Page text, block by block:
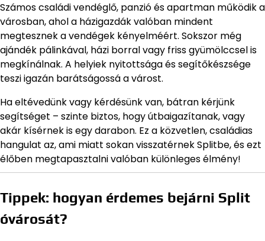
Számos családi vendéglő, panzió és apartman működik a
városban, ahol a házigazdák valóban mindent
megtesznek a vendégek kényelméért. Sokszor még
ajándék pálinkával, házi borral vagy friss gyümölccsel is
megkínálnak. A helyiek nyitottsága és segítőkészsége
teszi igazán barátságossá a várost.
Ha eltévedünk vagy kérdésünk van, bátran kérjünk
segítséget – szinte biztos, hogy útbaigazítanak, vagy
akár kísérnek is egy darabon. Ez a közvetlen, családias
hangulat az, ami miatt sokan visszatérnek Splitbe, és ezt
élőben megtapasztalni valóban különleges élmény!
Tippek: hogyan érdemes bejárni Split
óvárosát?